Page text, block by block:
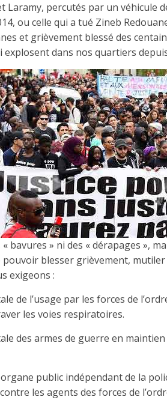
Laramy, percutés par un véhicule
ou celle qui a tué Zineb
et grièvement blessé des
explosent dans nos quartiers
« bavures » ni des « dérapages »,
pouvoir blesser grièvement,
exigeons :
de l’usage par les forces de
les voies respiratoires.
des armes de guerre en
public indépendant de la
les agents des forces de